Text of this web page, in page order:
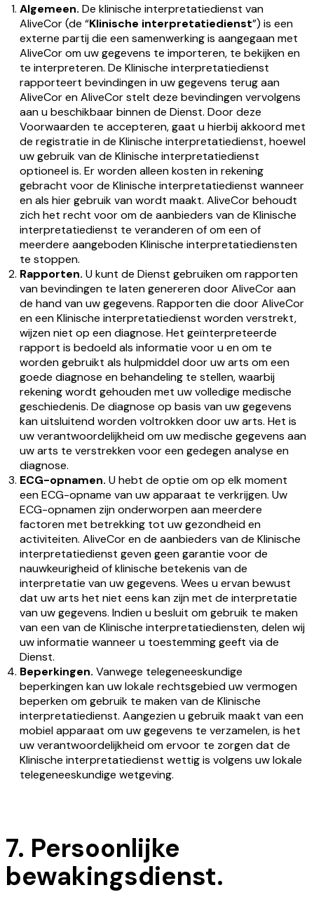
Algemeen. De klinische interpretatiedienst van
AliveCor (de “Klinische interpretatiedienst”) is een
externe partij die een samenwerking is aangegaan met
AliveCor om uw gegevens te importeren, te bekijken en
te interpreteren. De Klinische interpretatiedienst
rapporteert bevindingen in uw gegevens terug aan
AliveCor en AliveCor stelt deze bevindingen vervolgens
aan u beschikbaar binnen de Dienst. Door deze
Voorwaarden te accepteren, gaat u hierbij akkoord met
de registratie in de Klinische interpretatiedienst, hoewel
uw gebruik van de Klinische interpretatiedienst
optioneel is. Er worden alleen kosten in rekening
gebracht voor de Klinische interpretatiedienst wanneer
en als hier gebruik van wordt maakt. AliveCor behoudt
zich het recht voor om de aanbieders van de Klinische
interpretatiedienst te veranderen of om een of
meerdere aangeboden Klinische interpretatiediensten
te stoppen.
Rapporten. U kunt de Dienst gebruiken om rapporten
van bevindingen te laten genereren door AliveCor aan
de hand van uw gegevens. Rapporten die door AliveCor
en een Klinische interpretatiedienst worden verstrekt,
wijzen niet op een diagnose. Het geïnterpreteerde
rapport is bedoeld als informatie voor u en om te
worden gebruikt als hulpmiddel door uw arts om een
goede diagnose en behandeling te stellen, waarbij
rekening wordt gehouden met uw volledige medische
geschiedenis. De diagnose op basis van uw gegevens
kan uitsluitend worden voltrokken door uw arts. Het is
uw verantwoordelijkheid om uw medische gegevens aan
uw arts te verstrekken voor een gedegen analyse en
diagnose.
ECG-opnamen. U hebt de optie om op elk moment
een ECG-opname van uw apparaat te verkrijgen. Uw
ECG-opnamen zijn onderworpen aan meerdere
factoren met betrekking tot uw gezondheid en
activiteiten. AliveCor en de aanbieders van de Klinische
interpretatiedienst geven geen garantie voor de
nauwkeurigheid of klinische betekenis van de
interpretatie van uw gegevens. Wees u ervan bewust
dat uw arts het niet eens kan zijn met de interpretatie
van uw gegevens. Indien u besluit om gebruik te maken
van een van de Klinische interpretatiediensten, delen wij
uw informatie wanneer u toestemming geeft via de
Dienst.
Beperkingen. Vanwege telegeneeskundige
beperkingen kan uw lokale rechtsgebied uw vermogen
beperken om gebruik te maken van de Klinische
interpretatiedienst. Aangezien u gebruik maakt van een
mobiel apparaat om uw gegevens te verzamelen, is het
uw verantwoordelijkheid om ervoor te zorgen dat de
Klinische interpretatiedienst wettig is volgens uw lokale
telegeneeskundige wetgeving.
7. Persoonlijke
bewakingsdienst.